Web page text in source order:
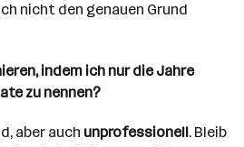
nicht den genauen Grund
indem ich nur die Jahre
zu nennen?
aber auch unprofessionell. Bleib